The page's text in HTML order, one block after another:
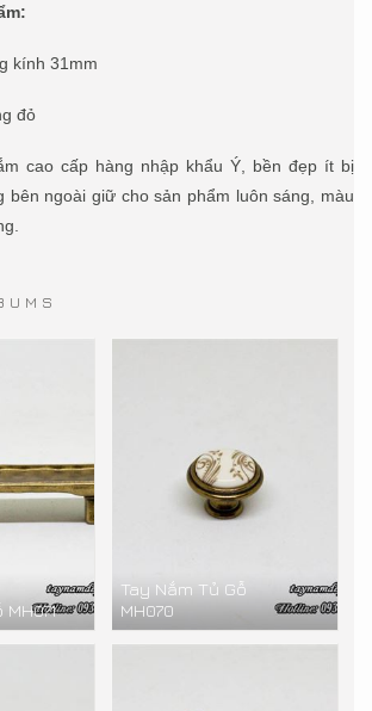
kính 31mm
đỏ
cao cấp hàng nhập khẩu Ý, bền đẹp ít bị
bên ngoài giữ cho sản phẩm luôn sáng, màu
Tay Nắm Tủ Gỗ
MH070